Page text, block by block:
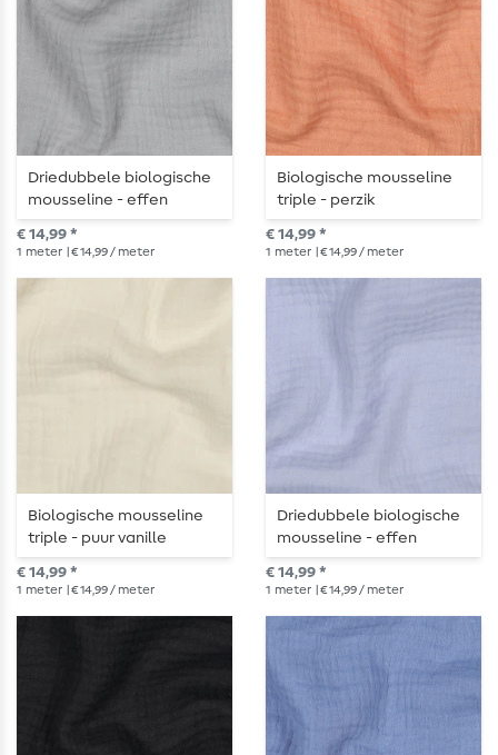
Driedubbele biologische
mousseline - effen
lichtgrijs
€ 14,99 *
1 meter | € 14,99 / meter
Biologische mousseline
triple - perzik
€ 14,99 *
1 meter | € 14,99 / meter
Biologische mousseline
triple - puur vanille
€ 14,99 *
1 meter | € 14,99 / meter
Driedubbele biologische
mousseline - effen
lichtblauw
€ 14,99 *
1 meter | € 14,99 / meter